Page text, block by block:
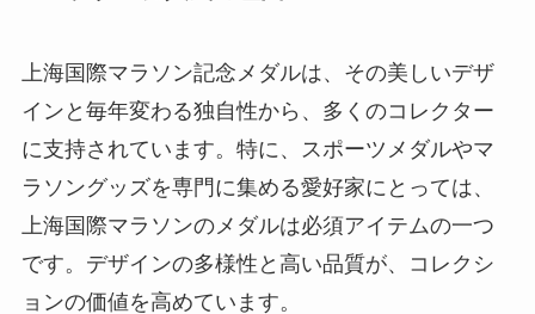
上海国際マラソン記念メダルは、その美しいデザ
インと毎年変わる独自性から、多くのコレクター
に支持されています。特に、スポーツメダルやマ
ラソングッズを専門に集める愛好家にとっては、
上海国際マラソンのメダルは必須アイテムの一つ
です。デザインの多様性と高い品質が、コレクシ
ョンの価値を高めています。